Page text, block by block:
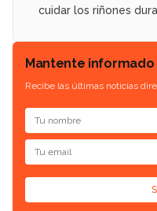
cuidar los riñones
Mantente informado
Recibe las últimas noticias